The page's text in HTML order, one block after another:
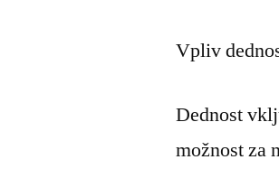
Vpliv
Dednost
možnost za